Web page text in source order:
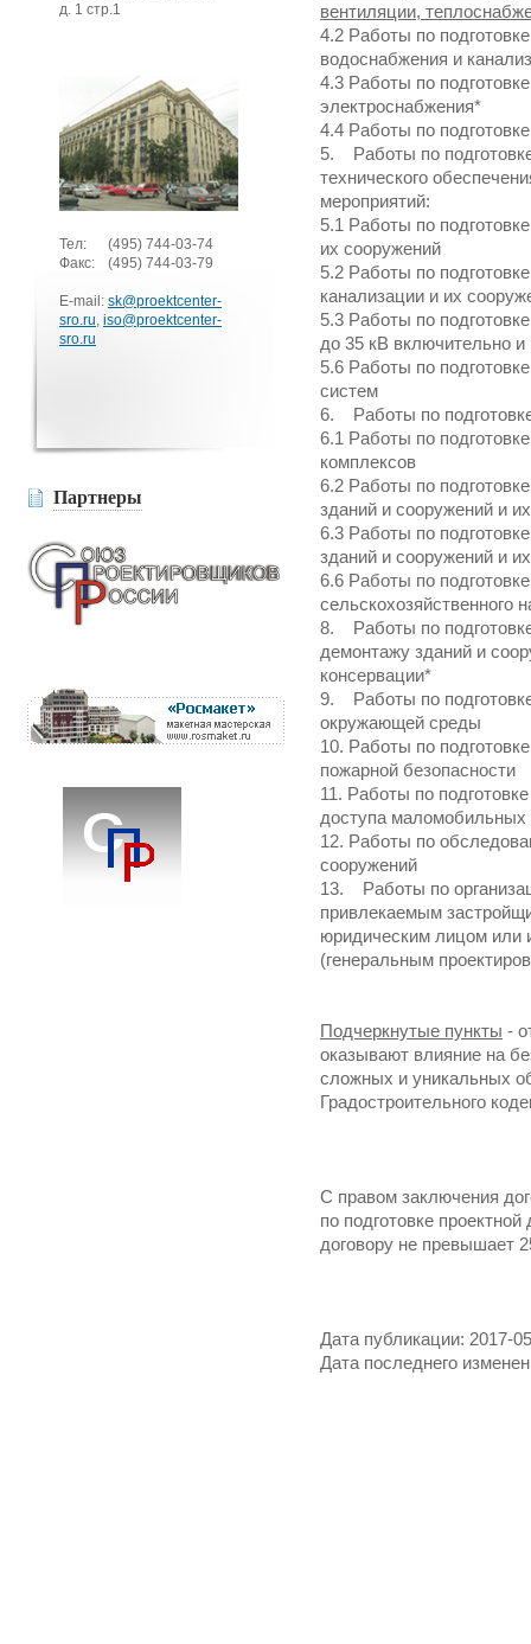
д. 1 стр.1
Тел: (495) 744-03-74
Факс:
(495) 744-03-79
E-mail: sk@proektcenter-
sro.ru, iso@proektcenter-
sro.ru
Партнеры
вентиляции,
4.2 Работы по
водоснабжения и
4.3 Работы по
электроснабжения*
4.4 Работы по
5. Работы по
технического
мероприятий:
5.1 Работы по
их сооружений
5.2 Работы по
канализации и их
5.3 Работы по
до 35 кВ включительно и
5.6 Работы по
систем
6. Работы по
6.1 Работы по
комплексов
6.2 Работы по
зданий и сооружений и
6.3 Работы по
зданий и сооружений и
6.6 Работы по
сельскохозяйственного
8. Работы по подготовке
демонтажу зданий и
консервации*
9. Работы по
окружающей среды
10. Работы по
пожарной безопасности
11. Работы по
доступа маломобильных
12. Работы по
сооружений
13. Работы по
привлекаемым
юридическим лицом или
(генеральным
Подчеркнутые пункты -
оказывают влияние на
сложных и уникальных
Градостроительного
С правом заключения
по подготовке
договору не превышает
Дата публикации: 2017-
Дата последнего